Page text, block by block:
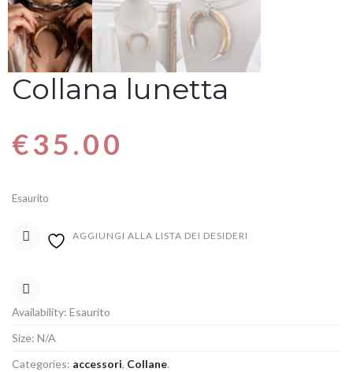
Collana lunetta
€35.00
Esaurito
AGGIUNGI ALLA LISTA DEI DESIDERI
Availability: Esaurito
Size: N/A
Categories: accessori, Collane.